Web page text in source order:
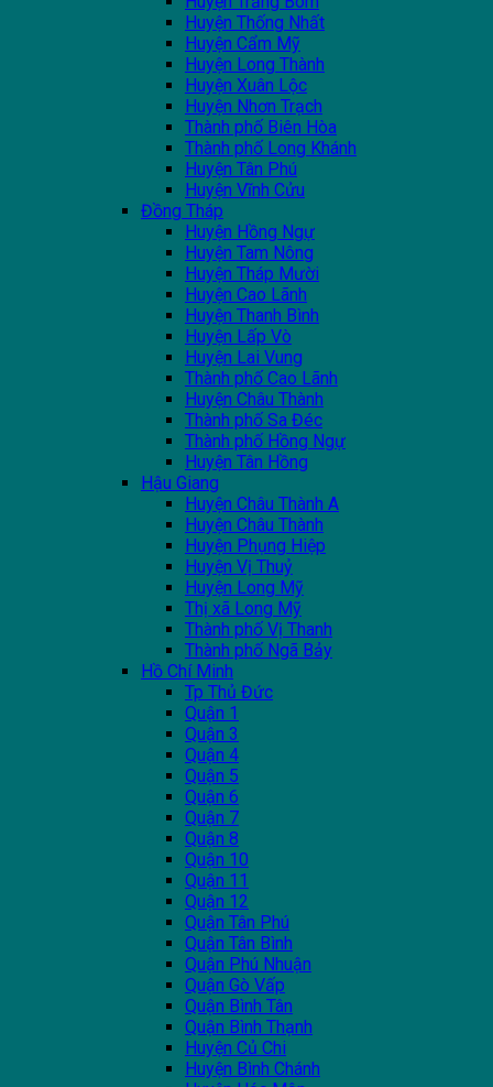
Huyện Thống Nhất
Huyện Cẩm Mỹ
Huyện Long Thành
Huyện Xuân Lộc
Huyện Nhơn Trạch
Thành phố Biên Hòa
Thành phố Long Khánh
Huyện Tân Phú
Huyện Vĩnh Cửu
Đồng Tháp
Huyện Hồng Ngự
Huyện Tam Nông
Huyện Tháp Mười
Huyện Cao Lãnh
Huyện Thanh Bình
Huyện Lấp Vò
Huyện Lai Vung
Thành phố Cao Lãnh
Huyện Châu Thành
Thành phố Sa Đéc
Thành phố Hồng Ngự
Huyện Tân Hồng
Hậu Giang
Huyện Châu Thành A
Huyện Châu Thành
Huyện Phụng Hiệp
Huyện Vị Thuỷ
Huyện Long Mỹ
Thị xã Long Mỹ
Thành phố Vị Thanh
Thành phố Ngã Bảy
Hồ Chí Minh
Tp Thủ Đức
Quận 1
Quận 3
Quận 4
Quận 5
Quận 6
Quận 7
Quận 8
Quận 10
Quận 11
Quận 12
Quận Tân Phú
Quận Tân Bình
Quận Phú Nhuận
Quận Gò Vấp
Quận Bình Tân
Quận Bình Thạnh
Huyện Củ Chi
Huyện Bình Chánh